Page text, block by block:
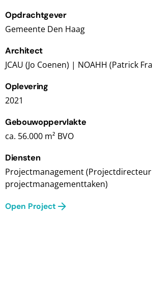
Opdrachtgever
Gemeente Den Haag
Architect
JCAU (Jo Coenen) | NOAHH (Patrick
Oplevering
2021
Gebouwoppervlakte
ca. 56.000 m² BVO
Diensten
Projectmanagement
projectmanagementtaken)
Open Project